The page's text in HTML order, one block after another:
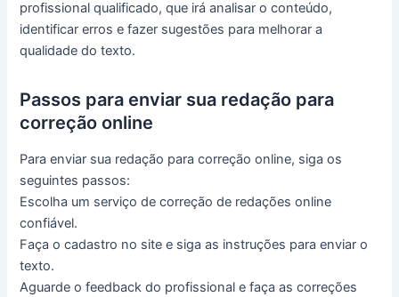
profissional qualificado, que irá analisar o conteúdo,
identificar erros e fazer sugestões para melhorar a
qualidade do texto.
Passos para enviar sua redação para
correção online
Para enviar sua redação para correção online, siga os
seguintes passos:
Escolha um serviço de correção de redações online
confiável.
Faça o cadastro no site e siga as instruções para enviar o
texto.
Aguarde o feedback do profissional e faça as correções